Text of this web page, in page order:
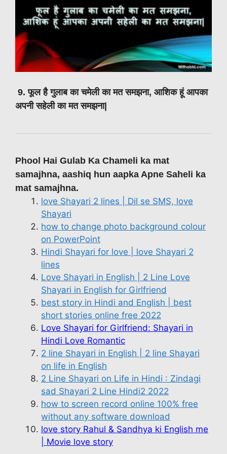
9. फूल है गुलाब का चमेली का मत समझना, आशिक हूं आपका
अपनी सहेली का मत समझना|
Phool Hai Gulab Ka Chameli ka mat
samajhna, aashiq hun aapka Apne Saheli ka
mat samajhna.
love Shayari 2 lines | Dil se SMS, love
Shayari
how to change photo background colour
on PowerPoint
Hindi Shayari for love | love Shayari 2
lines
Love Shayari in English | 2 Line Love
Shayari in English for Girlfriend
best story in Hindi and English | best
short stories online free 2022
Love Shayari for Girlfriend: Shayari in
Hindi Love Romantic
2 line Shayari in English | 2 line Shayari
on life in English
2 Line Shayari on Life in Hindi : Zindagi
sad Shayari 2 Line Hindi2 2022
how to screen record online 100% free
without any software download
love story Rahul & Sandhya ki English me
| Movie love story